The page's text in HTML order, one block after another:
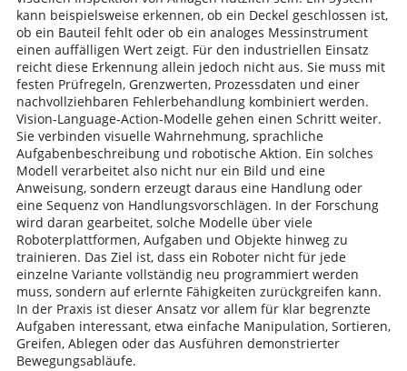
kann beispielsweise erkennen, ob ein Deckel geschlossen ist,
ob ein Bauteil fehlt oder ob ein analoges Messinstrument
einen auffälligen Wert zeigt. Für den industriellen Einsatz
reicht diese Erkennung allein jedoch nicht aus. Sie muss mit
festen Prüfregeln, Grenzwerten, Prozessdaten und einer
nachvollziehbaren Fehlerbehandlung kombiniert werden.
Vision-Language-Action-Modelle gehen einen Schritt weiter.
Sie verbinden visuelle Wahrnehmung, sprachliche
Aufgabenbeschreibung und robotische Aktion. Ein solches
Modell verarbeitet also nicht nur ein Bild und eine
Anweisung, sondern erzeugt daraus eine Handlung oder
eine Sequenz von Handlungsvorschlägen. In der Forschung
wird daran gearbeitet, solche Modelle über viele
Roboterplattformen, Aufgaben und Objekte hinweg zu
trainieren. Das Ziel ist, dass ein Roboter nicht für jede
einzelne Variante vollständig neu programmiert werden
muss, sondern auf erlernte Fähigkeiten zurückgreifen kann.
In der Praxis ist dieser Ansatz vor allem für klar begrenzte
Aufgaben interessant, etwa einfache Manipulation, Sortieren,
Greifen, Ablegen oder das Ausführen demonstrierter
Bewegungsabläufe.